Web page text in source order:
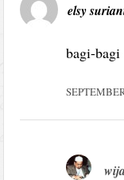
elsy
bagi-bagi